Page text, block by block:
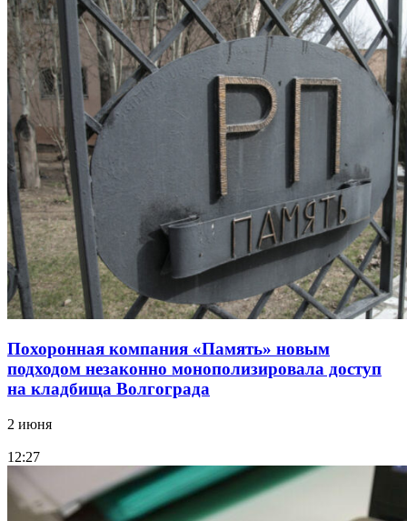
Похоронная компания «Память» новым
подходом незаконно монополизировала доступ
на кладбища Волгограда
2 июня
12:27